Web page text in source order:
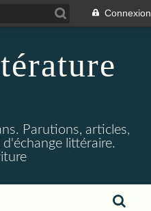
Connexion
Parutions, articles,
littéraire.